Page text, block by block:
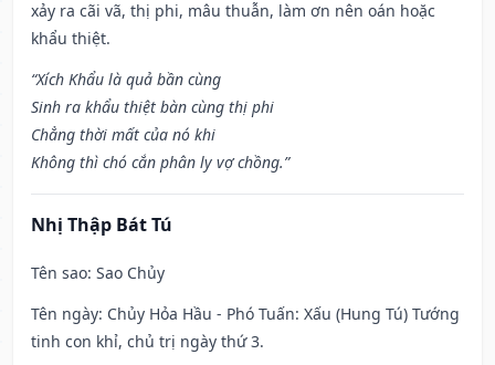
xảy ra cãi vã, thị phi, mâu thuẫn, làm ơn nên oán hoặc
khẩu thiệt.
“Xích Khẩu là quả bần cùng
Sinh ra khẩu thiệt bàn cùng thị phi
Chẳng thời mất của nó khi
Không thì chó cắn phân ly vợ chồng.”
Nhị Thập Bát Tú
Tên sao: Sao Chủy
Tên ngày: Chủy Hỏa Hầu - Phó Tuấn: Xấu (Hung Tú) Tướng
tinh con khỉ, chủ trị ngày thứ 3.